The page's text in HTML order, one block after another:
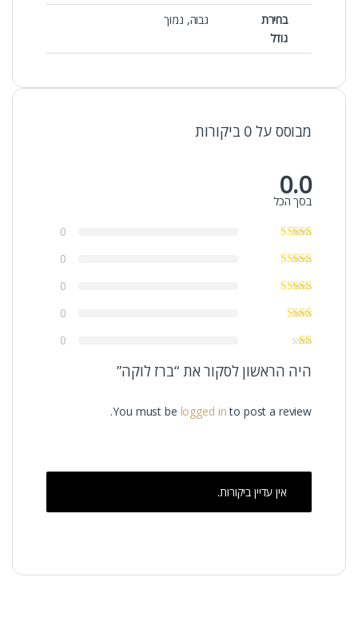
בחירת
גודל
גבוה, נמוך
מבוסס על 0 ביקורות
0.0
בסך הכל
0
0
0
0
0
היה הראשון לסקור את “ברז לוקה”
You must be logged into post a review.
אין עדיין ביקורות.